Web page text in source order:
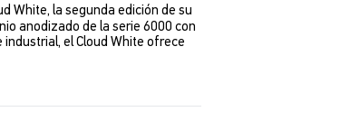
White, la segunda edición de su
anodizado de la serie 6000 con
el Cloud White ofrece